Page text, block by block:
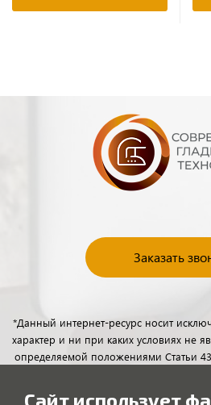
Заказать
*Данный интернет-ресурс носит
характер и ни при каких условиях не
определяемой положениями Статьи
Сайт использует